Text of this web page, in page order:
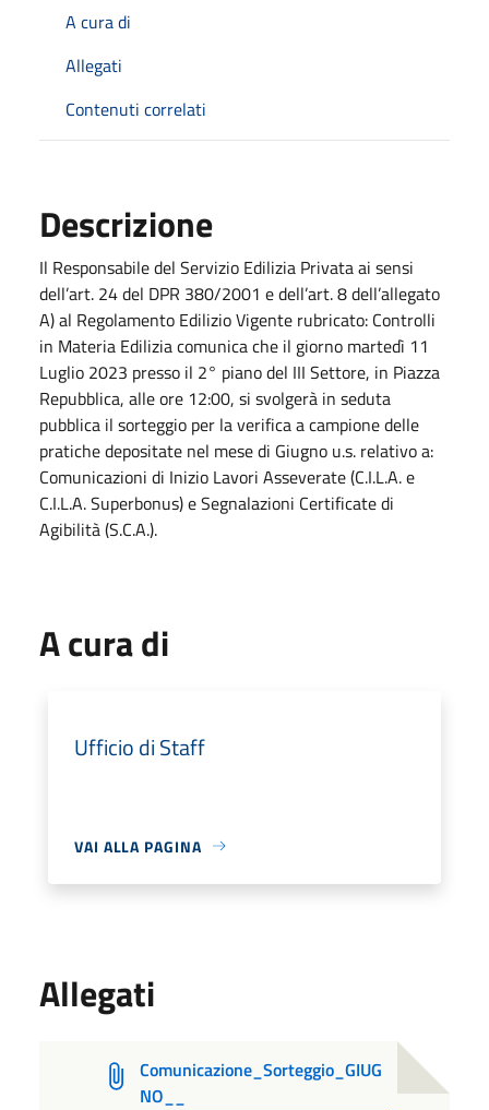
A cura di
Allegati
Contenuti correlati
Descrizione
Il Responsabile del Servizio Edilizia Privata ai sensi
dell’art. 24 del DPR 380/2001 e dell’art. 8 dell’allegato
A) al Regolamento Edilizio Vigente rubricato: Controlli
in Materia Edilizia comunica che il giorno martedì 11
Luglio 2023 presso il 2° piano del III Settore, in Piazza
Repubblica, alle ore 12:00, si svolgerà in seduta
pubblica il sorteggio per la verifica a campione delle
pratiche depositate nel mese di Giugno u.s. relativo a:
Comunicazioni di Inizio Lavori Asseverate (C.I.L.A. e
C.I.L.A. Superbonus) e Segnalazioni Certificate di
Agibilità (S.C.A.).
A cura di
Ufficio di Staff
VAI ALLA PAGINA
Allegati
Comunicazione_Sorteggio_GIUG
NO__